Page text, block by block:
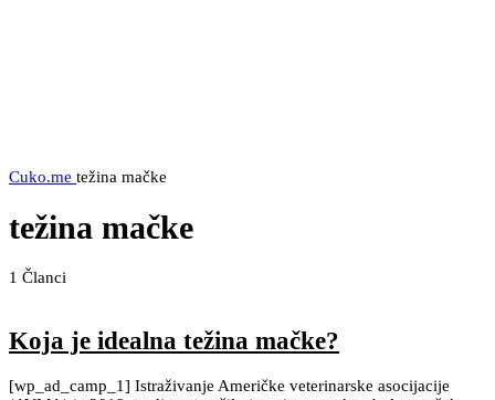
Cuko.me težina mačke
težina mačke
1 Članci
Koja je idealna težina mačke?
[wp_ad_camp_1] Istraživanje Američke veterinarske asocijacije